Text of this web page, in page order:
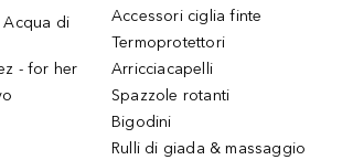
Acqua di
- for her
Accessori ciglia finte
Termoprotettori
Arricciacapelli
Spazzole rotanti
Bigodini
Rulli di giada & massaggio